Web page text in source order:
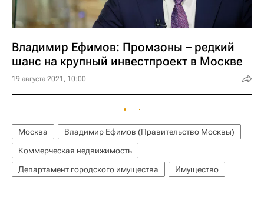
Владимир Ефимов: Промзоны – редкий
шанс на крупный инвестпроект в Москве
19 августа 2021, 10:00
Москва
Владимир Ефимов (Правительство Москвы)
Коммерческая недвижимость
Департамент городского имущества
Имущество